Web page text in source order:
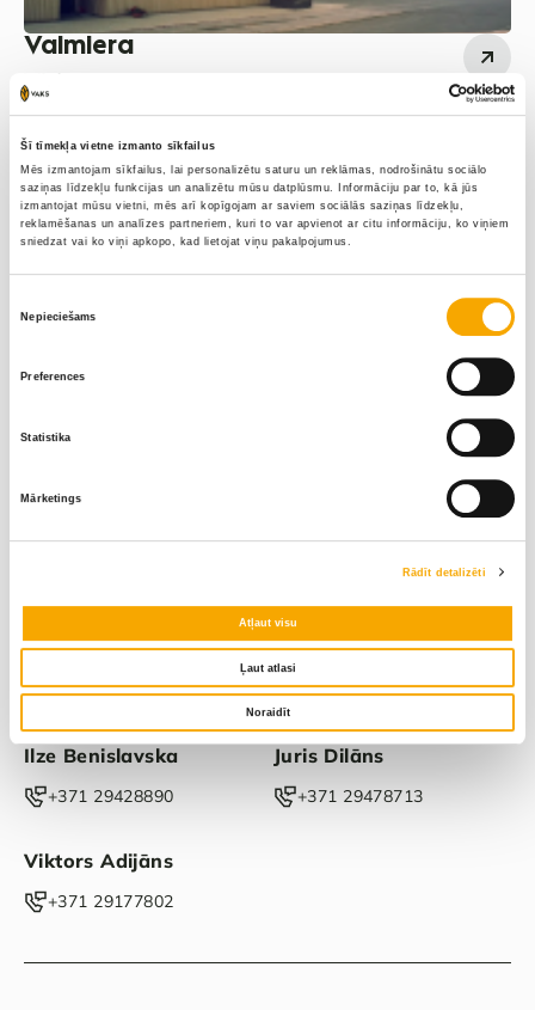
Šī tīmekļa vietne izmanto sīkfailus
Mēs izmantojam sīkfailus, lai personalizētu saturu un reklāmas, nodrošinātu sociālo
saziņas līdzekļu funkcijas un analizētu mūsu datplūsmu. Informāciju par to, kā jūs
izmantojat mūsu vietni, mēs arī kopīgojam ar saviem sociālās saziņas līdzekļu,
reklamēšanas un analīzes partneriem, kuri to var apvienot ar citu informāciju, ko viņiem
sniedzat vai ko viņi apkopo, kad lietojat viņu pakalpojumus.
izvēle
Nepieciešams
Preferences
Statistika
Mārketings
Rādīt detalizēti
Atļaut visu
Ļaut atlasi
Noraidīt
Valmiera
Vidzeme
Līga Vektere
‭+371 26395169‬
Māris Korņējevs
‭+371 26677531‬
Elīna Prudņikoviča Juris Liepa
Zinta Jansone
+371 29299583
Varakļāni
Ilze Benislavska
‭+371 29428890‬
Juris Dilāns
‭+371 29478713‬
Viktors Adijāns
‭+371 29177802‬